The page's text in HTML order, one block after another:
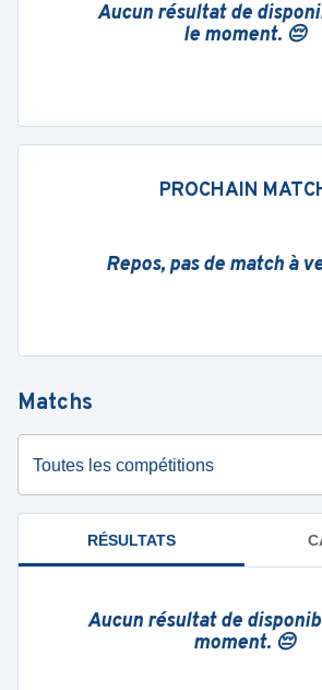
Aucun résultat de
le moment. 😔
PROCHAIN
Repos, pas de match à
Matchs
Toutes les compétitions
RÉSULTATS
Aucun résultat de
moment. 😔